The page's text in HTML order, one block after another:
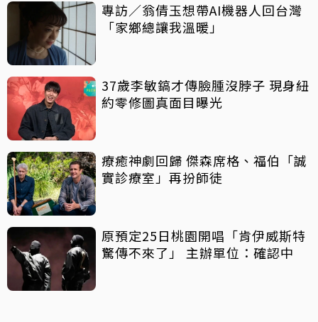
專訪／翁倩玉想帶AI機器人回台灣
「家鄉總讓我溫暖」
37歲李敏鎬才傳臉腫沒脖子 現身紐
約零修圖真面目曝光
療癒神劇回歸 傑森席格、福伯「誠
實診療室」再扮師徒
原預定25日桃園開唱「肯伊威斯特
驚傳不來了」 主辦單位：確認中